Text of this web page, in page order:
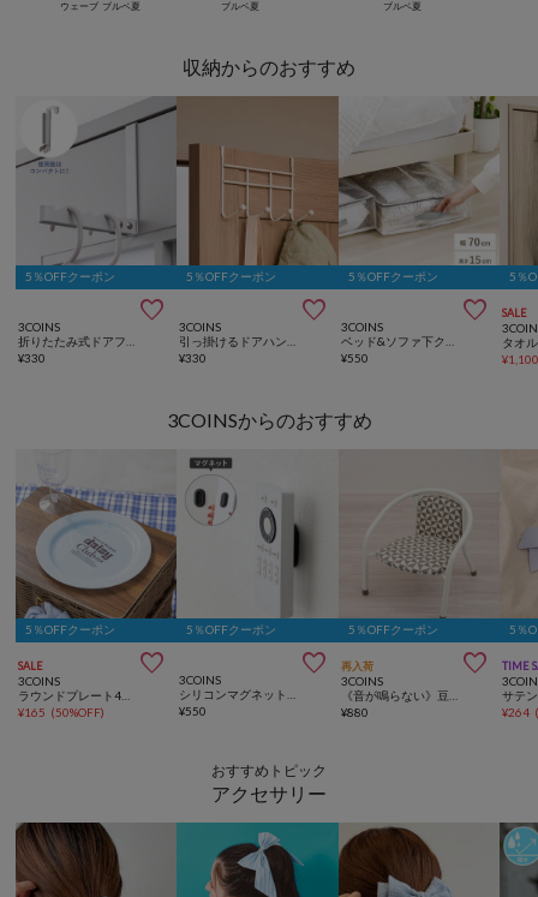
ウェーブ ブルベ夏 ブルベ夏 ブルベ夏
収納からのおすすめ
5％OFFクーポン

3COINS
¥330
5％OFFクーポン

3COINS
¥330
5％OFFクーポン

3COINS
¥550
5％
SALE
タオ
¥
3COINSからのおすすめ
5％OFFクーポン
SALE 
3COINS
¥165 (50%OFF)
5％OFFクーポン

3COINS
¥550
5％OFFクーポン
再入荷 
3COINS
¥880
5％
TIME
¥264
おすすめトピック
アクセサリー